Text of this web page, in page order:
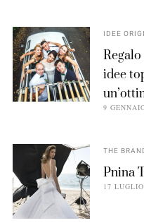
IDEE
idee
9
THE
Pnina
17